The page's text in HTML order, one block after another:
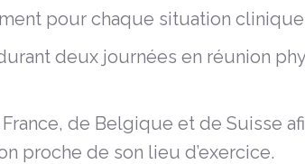
pour chaque situation clinique
deux journées en réunion
de Belgique et de Suisse
proche de son lieu d’exercice.